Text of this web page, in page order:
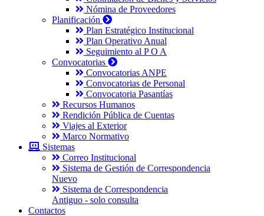
Nómina de Proveedores
Planificación
Plan Estratégico Institucional
Plan Operativo Anual
Seguimiento al P O A
Convocatorias
Convocatorias ANPE
Convocatorias de Personal
Convocatoria Pasantías
Recursos Humanos
Rendición Pública de Cuentas
Viajes al Exterior
Marco Normativo
Sistemas
Correo Institucional
Sistema de Gestión de Correspondencia
Nuevo
Sistema de Correspondencia
Antiguo - solo consulta
Contactos